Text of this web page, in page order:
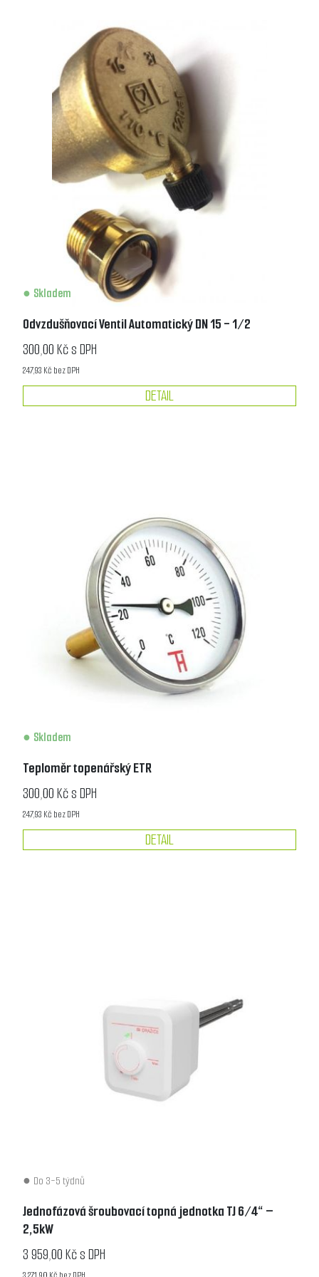
Skladem
Odvzdušňovací Ventil Automatický DN 15 - 1/2
300,00 Kč s DPH
247,93 Kč bez DPH
DETAIL
Skladem
Teploměr topenářský ETR
300,00 Kč s DPH
247,93 Kč bez DPH
DETAIL
Do 3-5 týdnů
Jednofázová šroubovací topná jednotka TJ 6/4“ –
2,5kW
3 959,00 Kč s DPH